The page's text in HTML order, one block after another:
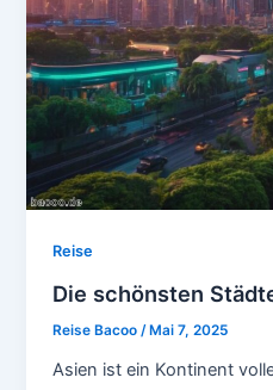
Reise
Die schönsten
Reise Bacoo/Mai 7, 2025
Asien ist ein Kontinent